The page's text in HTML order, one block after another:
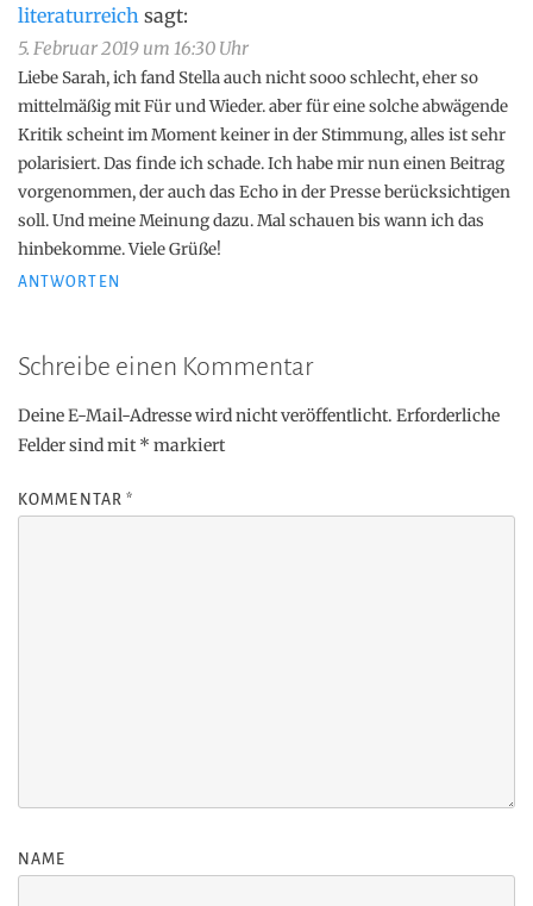
literaturreich sagt:
5. Februar 2019 um 16:30 Uhr
Liebe Sarah, ich fand Stella auch nicht sooo schlecht, eher so
mittelmäßig mit Für und Wieder. aber für eine solche abwägende
Kritik scheint im Moment keiner in der Stimmung, alles ist sehr
polarisiert. Das finde ich schade. Ich habe mir nun einen Beitrag
vorgenommen, der auch das Echo in der Presse berücksichtigen
soll. Und meine Meinung dazu. Mal schauen bis wann ich das
hinbekomme. Viele Grüße!
ANTWORTEN
Schreibe einen Kommentar
Deine E-Mail-Adresse wird nicht veröffentlicht. Erforderliche
Felder sind mit * markiert
KOMMENTAR*
NAME